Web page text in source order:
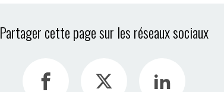
Partager cette page sur les réseaux sociaux